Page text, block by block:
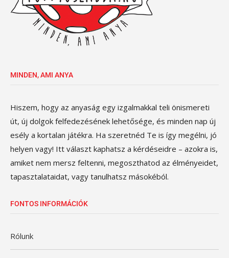
MINDEN, AMI ANYA
Hiszem, hogy az anyaság egy izgalmakkal teli önismereti
út, új dolgok felfedezésének lehetősége, és minden nap új
esély a kortalan játékra. Ha szeretnéd Te is így megélni, jó
helyen vagy! Itt választ kaphatsz a kérdéseidre – azokra is,
amiket nem mersz feltenni, megoszthatod az élményeidet,
tapasztalataidat, vagy tanulhatsz másokéból.
FONTOS INFORMÁCIÓK
Rólunk